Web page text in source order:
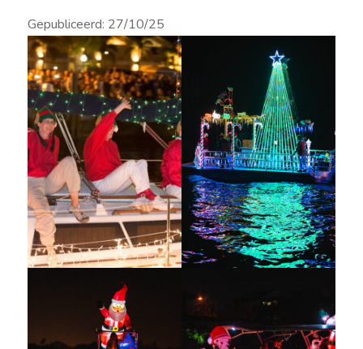
Gepubliceerd: 27/10/25